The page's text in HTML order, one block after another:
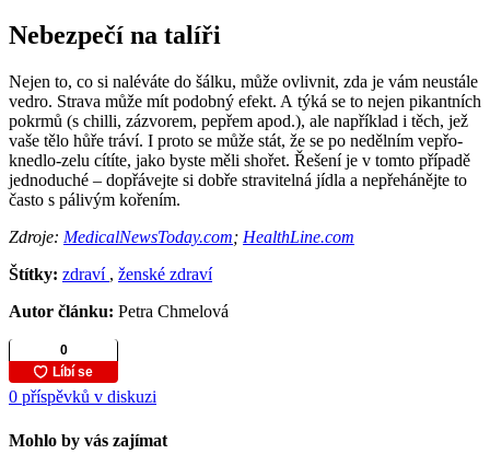
Nebezpečí na talíři
Nejen to, co si naléváte do šálku, může ovlivnit, zda je vám neustále
vedro. Strava může mít podobný efekt. A týká se to nejen pikantních
pokrmů (s chilli, zázvorem, pepřem apod.), ale například i těch, jež
vaše tělo hůře tráví. I proto se může stát, že se po nedělním vepřo-
knedlo-zelu cítíte, jako byste měli shořet. Řešení je v tomto případě
jednoduché – dopřávejte si dobře stravitelná jídla a nepřehánějte to
často s pálivým kořením.
Zdroje: MedicalNewsToday.com; HealthLine.com
Štítky: zdraví , ženské zdraví
Autor článku: Petra Chmelová
0 příspěvků v diskuzi
Mohlo by vás zajímat